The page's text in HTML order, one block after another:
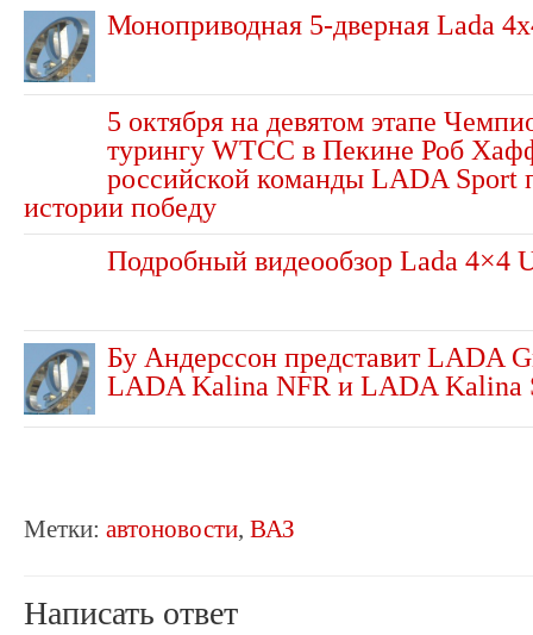
Моноприводная 5-дверная Lada
5 октября на девятом этапе
турингу WTCC в Пекине Роб
российской команды LADA Sport
истории победу
Подробный видеообзор Lada 4×4
Бу Андерссон представит LADA
LADA Kalina NFR и LADA Kalina
Метки: автоновости, ВАЗ
Написать ответ